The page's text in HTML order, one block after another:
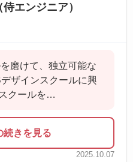
エンジニア）
磨けて、独立可能な
ザインスクールに興
クールを…
続きを見る
2025.10.07